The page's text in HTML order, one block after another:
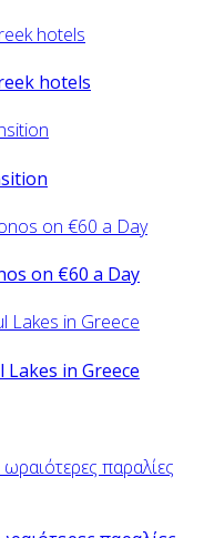
hotels
on €60 a Day
in Greece